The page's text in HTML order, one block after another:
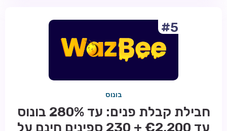
#5
בונוס
חבילת קבלת פנים: עד 280% בונוס